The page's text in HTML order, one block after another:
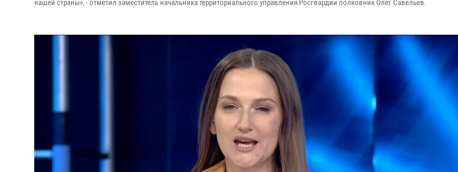
нашей страны», - отметил заместитель начальника территориального управления Росгвардии полковник Олег Савельев.